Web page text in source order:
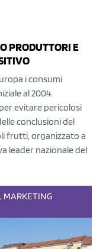
PRODUTTORI E
i consumi
al 2004.
evitare pericolosi
conclusioni del
frutti, organizzato a
leader nazionale del
MARKETING